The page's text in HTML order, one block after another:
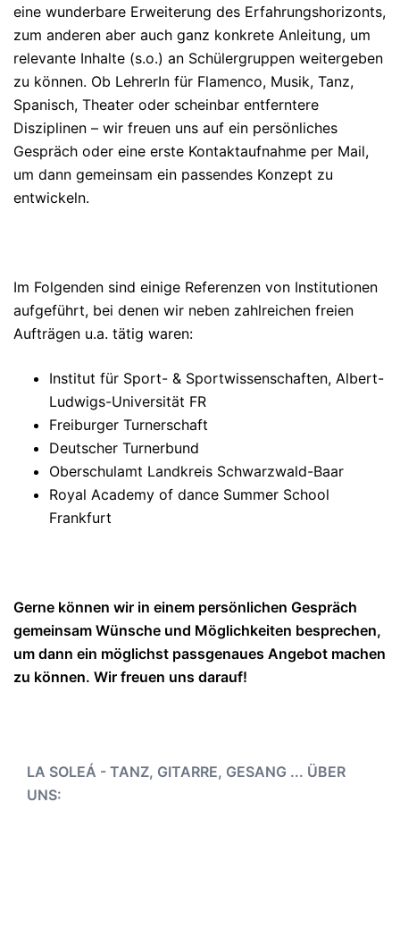
eine wunderbare Erweiterung des Erfahrungshorizonts,
zum anderen aber auch ganz konkrete Anleitung, um
relevante Inhalte (s.o.) an Schülergruppen weitergeben
zu können. Ob LehrerIn für Flamenco, Musik, Tanz,
Spanisch, Theater oder scheinbar entferntere
Disziplinen – wir freuen uns auf ein persönliches
Gespräch oder eine erste Kontaktaufnahme per Mail,
um dann gemeinsam ein passendes Konzept zu
entwickeln.
Im Folgenden sind einige Referenzen von Institutionen
aufgeführt, bei denen wir neben zahlreichen freien
Aufträgen u.a. tätig waren:
Institut für Sport- & Sportwissenschaften, Albert-
Ludwigs-Universität FR
Freiburger Turnerschaft
Deutscher Turnerbund
Oberschulamt Landkreis Schwarzwald-Baar
Royal Academy of dance Summer School
Frankfurt
Gerne können wir in einem persönlichen Gespräch
gemeinsam Wünsche und Möglichkeiten besprechen,
um dann ein möglichst passgenaues Angebot machen
zu können. Wir freuen uns darauf!
LA SOLEÁ - TANZ, GITARRE, GESANG ... ÜBER
UNS: